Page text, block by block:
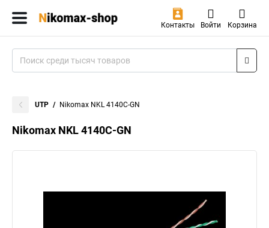
Контакты Войти Корзина
UTP Nikomax NKL 4140C-GN
Nikomax NKL 4140C-GN